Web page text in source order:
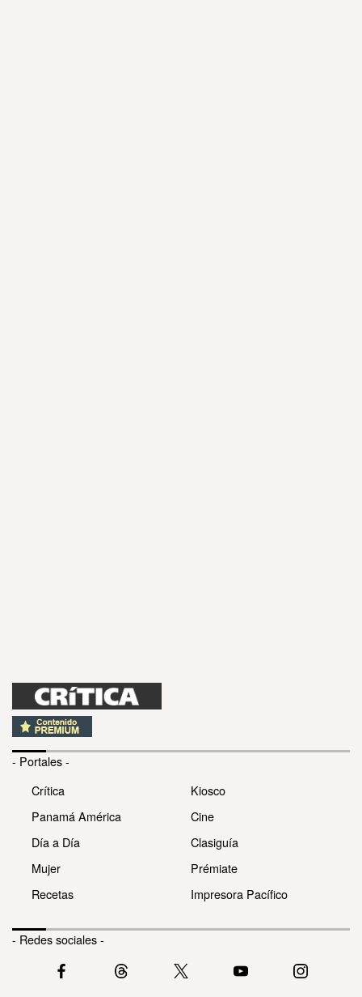
- Portales -
Crítica
Panamá América
Día a Día
Mujer
Recetas
Kiosco
Cine
Clasiguía
Prémiate
Impresora Pacífico
- Redes sociales -